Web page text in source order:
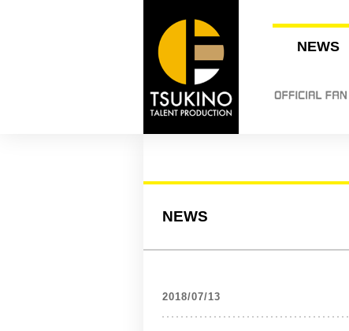
NEWS
NEWS
2018/07/13